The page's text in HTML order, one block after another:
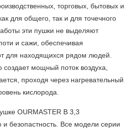
торговых, бытовых и
для общего, так и для точечного
эти пушки не выделяют
и сажи, обеспечивая
для находящихся рядом людей.
создает мощный поток воздуха,
проходя через нагревательный
кислорода.
OURMASTER B 3,3
и безопастность. Все модели серии